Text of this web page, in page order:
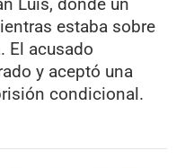
estaba sobre
El acusado
y aceptó una
condicional.